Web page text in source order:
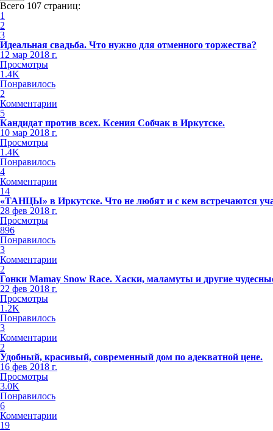
Всего 107 страниц:
1
2
3
Идеальная свадьба. Что нужно для отменного торжества?
12 мар 2018 г.
Просмотры
1.4K
Понравилось
2
Комментарии
5
Кандидат против всех. Ксения Собчак в Иркутске.
10 мар 2018 г.
Просмотры
1.4K
Понравилось
4
Комментарии
14
«ТАНЦЫ» в Иркутске. Что не любят и с кем встречаются
28 фев 2018 г.
Просмотры
896
Понравилось
3
Комментарии
2
Гонки Mamay Snow Race. Хаски, маламуты и другие
22 фев 2018 г.
Просмотры
1.2K
Понравилось
3
Комментарии
2
Удобный, красивый, современный дом по адекватной цене.
16 фев 2018 г.
Просмотры
3.0K
Понравилось
6
Комментарии
19